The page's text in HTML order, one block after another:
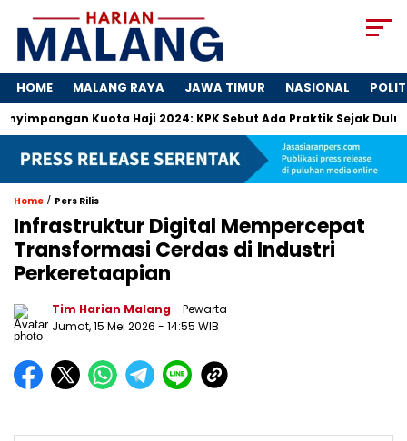
HOME MALANG RAYA JAWA TIMUR NASIONAL
Kuota Haji 2024: KPK Sebut Ada Praktik Sejak Dulu
Home / Pers Rilis
Infrastruktur Digital Mempercepat
Transformasi Cerdas di Industri
Perkeretaapian
Tim Harian Malang- Pewarta
Jumat, 15 Mei 2026 - 14:55 WIB